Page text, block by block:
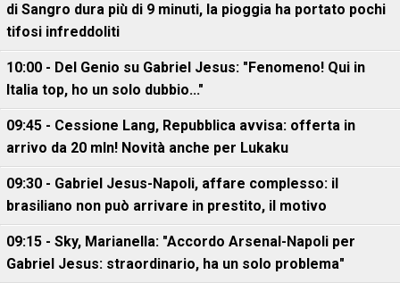
di Sangro dura più di 9 minuti, la pioggia ha portato pochi
tifosi infreddoliti
10:00 - Del Genio su Gabriel Jesus: "Fenomeno! Qui in
Italia top, ho un solo dubbio..."
09:45 - Cessione Lang, Repubblica avvisa: offerta in
arrivo da 20 mln! Novità anche per Lukaku
09:30 - Gabriel Jesus-Napoli, affare complesso: il
brasiliano non può arrivare in prestito, il motivo
09:15 - Sky, Marianella: "Accordo Arsenal-Napoli per
Gabriel Jesus: straordinario, ha un solo problema"